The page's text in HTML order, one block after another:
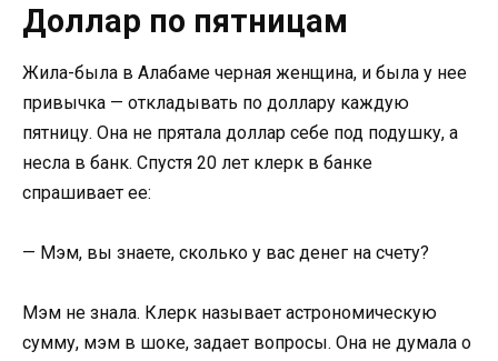
Доллар по пятницам
Жила-была в Алабаме черная женщина, и была у нее
привычка — откладывать по доллару каждую
пятницу. Она не прятала доллар себе под подушку, а
несла в банк. Спустя 20 лет клерк в банке
спрашивает ее:
— Мэм, вы знаете, сколько у вас денег на счету?
Мэм не знала. Клерк называет астрономическую
сумму, мэм в шоке, задает вопросы. Она не думала о